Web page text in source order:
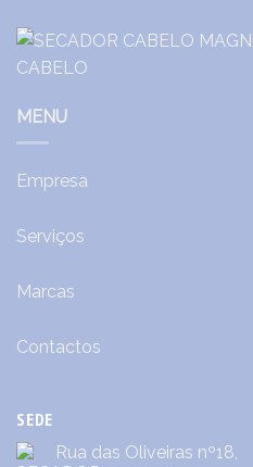
MENU
Empresa
Serviços
Marcas
Contactos
SEDE
Rua das Oliveiras nº18,